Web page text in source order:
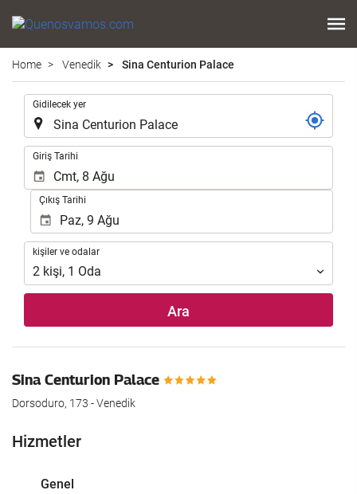
Home Venedik Sina Centurion Palace
Gidilecek yer
Giriş Tarihi
Çıkış Tarihi
kişiler
ve
odalar
kişiler ve odalar
2 kişi, 1 Oda
Ara
Sina Centurion Palace
Dorsoduro, 173 - Venedik
Hizmetler
Genel